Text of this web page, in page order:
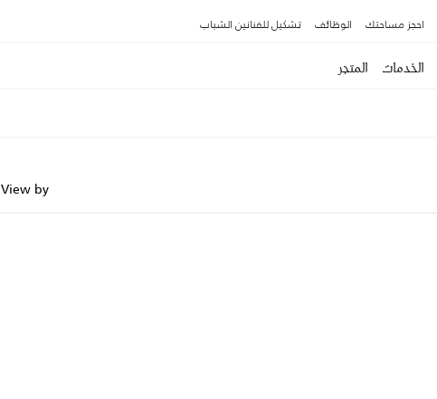
احجز مساحتك الوظائف تشكيل للفنانين الشباب
الخدمات المتجر
View by: